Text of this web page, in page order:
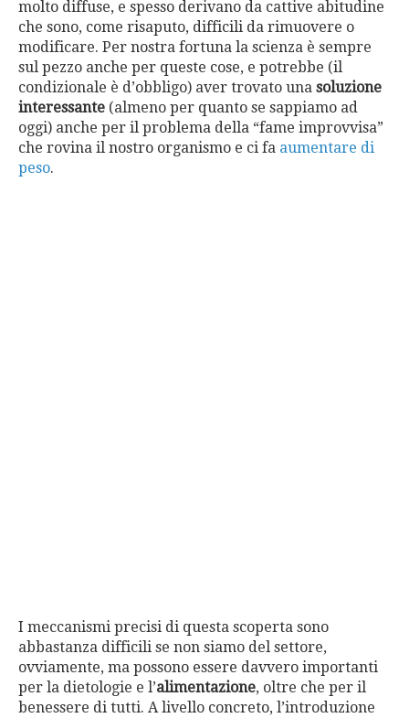
molto diffuse, e spesso derivano da cattive abitudine
che sono, come risaputo, difficili da rimuovere o
modificare. Per nostra fortuna la scienza è sempre
sul pezzo anche per queste cose, e potrebbe (il
condizionale è d’obbligo) aver trovato una soluzione
interessante (almeno per quanto se sappiamo ad
oggi) anche per il problema della “fame improvvisa”
che rovina il nostro organismo e ci fa aumentare di
peso.
I meccanismi precisi di questa scoperta sono
abbastanza difficili se non siamo del settore,
ovviamente, ma possono essere davvero importanti
per la dietologie e l’alimentazione, oltre che per il
benessere di tutti. A livello concreto, l’introduzione